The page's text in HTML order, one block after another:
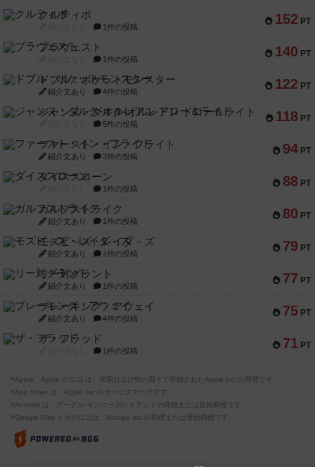
152 PT
クルティボ
1件の投稿
140 PT
ブラヴェスト
1件の投稿
122 PT
ドブル：ポケットモンスター
紹介文あり 4件の投稿
118 PT
ジャンヌ・ダルク-オルレアン ドロー＆ライト
5件の投稿
94 PT
ファースト・イン・フライト
紹介文あり 3件の投稿
88 PT
ダイススローン
1件の投稿
80 PT
ガルフストライク
紹介文あり 1件の投稿
79 PT
モズビ－ズ・レイダ－ズ
紹介文あり 1件の投稿
77 PT
リー対グラント
紹介文あり 1件の投稿
75 PT
ブレーキング・アウェイ
紹介文あり 4件の投稿
71 PT
ザ・フラッド
1件の投稿
※Apple、Apple のロゴ は、米国および他の国々で登録されたApple Inc.の商標です。
※App Store は、Apple Inc.のサービスマークです。
※Android は、グーグル インコーポレイテッドの商標または登録商標です。
※Google Play とそのロゴは、Google Inc.の商標または登録商標です。